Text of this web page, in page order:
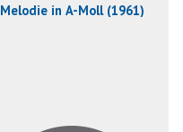
Melodie in A-Moll (1961)